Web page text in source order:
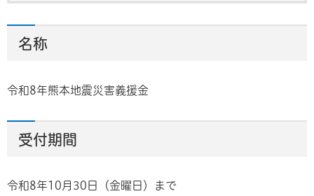
名称
令和8年熊本地震災害義援金
受付期間
令和8年10月30日（金曜日）まで